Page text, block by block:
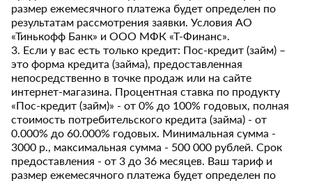
размер ежемесячного платежа будет определен по
результатам рассмотрения заявки. Условия АО
«Тинькофф Банк» и ООО МФК «Т-Финанс».
3. Если у вас есть только кредит: Пос-кредит (займ) –
это форма кредита (займа), предоставленная
непосредственно в точке продаж или на сайте
интернет-магазина. Процентная ставка по продукту
«Пос-кредит (займ)» - от 0% до 100% годовых, полная
стоимость потребительского кредита (займа) - от
0.000% до 60.000% годовых. Минимальная сумма -
3000 р., максимальная сумма - 500 000 рублей. Срок
предоставления - от 3 до 36 месяцев. Ваш тариф и
размер ежемесячного платежа будет определен по